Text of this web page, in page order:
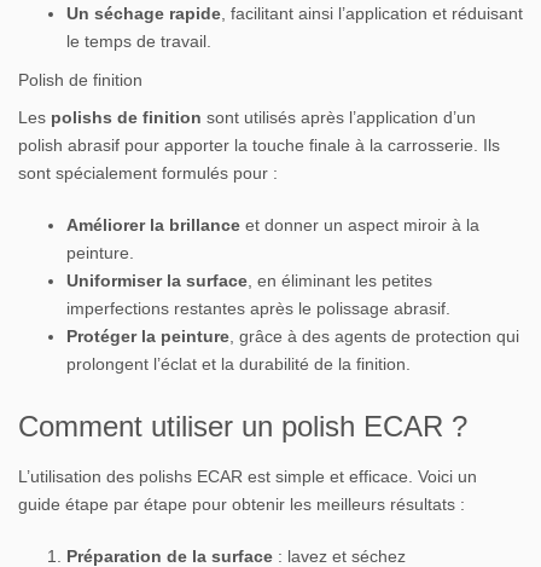
Un séchage rapide , facilitant ainsi l’application et réduisant
le temps de travail.
Polish de finition
Les polishs de finition sont utilisés après l’application d’un
polish abrasif pour apporter la touche finale à la carrosserie. Ils
sont spécialement formulés pour :
Améliorer la brillance et donner un aspect miroir à la
peinture.
Uniformiser la surface , en éliminant les petites
imperfections restantes après le polissage abrasif.
Protéger la peinture , grâce à des agents de protection qui
prolongent l’éclat et la durabilité de la finition.
Comment utiliser un polish ECAR ?
L’utilisation des polishs ECAR est simple et efficace. Voici un
guide étape par étape pour obtenir les meilleurs résultats :
Préparation de la surface : lavez et séchez